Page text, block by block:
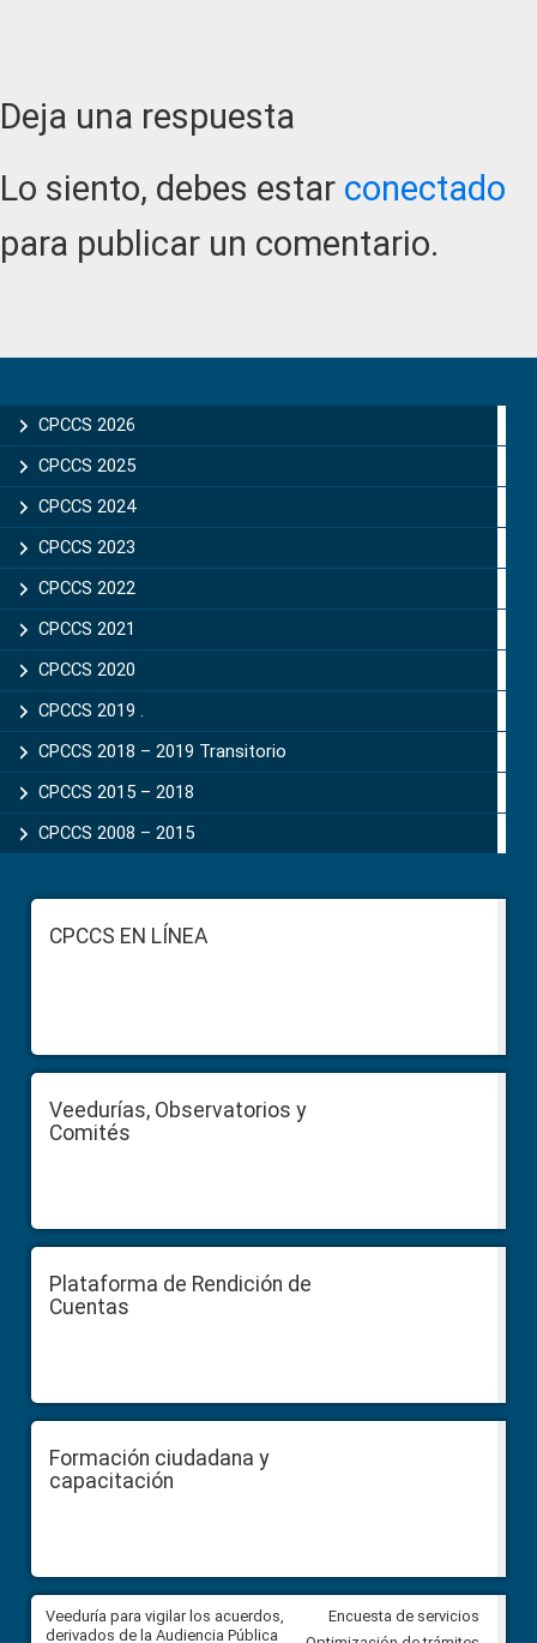
Reader
Interactions
Deja una respuesta
Lo siento, debes estar conectado
para publicar un comentario.
Sidebar
CPCCS 2026
CPCCS 2025
CPCCS 2024
CPCCS 2023
CPCCS 2022
CPCCS 2021
CPCCS 2020
CPCCS 2019 .
CPCCS 2018 – 2019 Transitorio
CPCCS 2015 – 2018
CPCCS 2008 – 2015
FooterCPCCS EN LÍNEA
Veedurías, Observatorios y
Comités
Plataforma de Rendición de
Cuentas
Formación ciudadana y
capacitación
Veeduría para vigilar los acuerdos,
derivados de la Audiencia Pública
CPCCS convoca a Veeduría
Ciudadana para vigilar el
Encuesta de servicios